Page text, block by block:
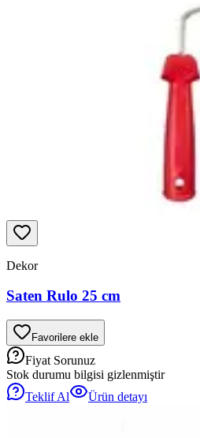
Dekor
Saten Rulo 25 cm
Favorilere ekle
Fiyat Sorunuz
Stok durumu bilgisi gizlenmiştir
Teklif Al
Ürün detayı